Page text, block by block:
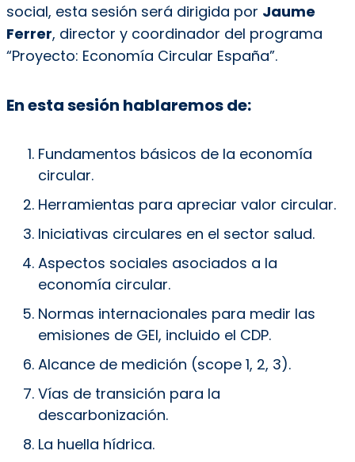
social, esta sesión será dirigida por Jaume
Ferrer, director y coordinador del programa
“Proyecto: Economía Circular España”.
En esta sesión hablaremos de:
Fundamentos básicos de la economía
circular.
Herramientas para apreciar valor circular.
Iniciativas circulares en el sector salud.
Aspectos sociales asociados a la
economía circular.
Normas internacionales para medir las
emisiones de GEI, incluido el CDP.
Alcance de medición (scope 1, 2, 3).
Vías de transición para la
descarbonización.
La huella hídrica.